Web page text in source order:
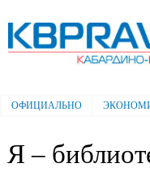
Электронная газета
Балкарская правда"
Главное меню
ОФИЦИАЛЬНО
Я –